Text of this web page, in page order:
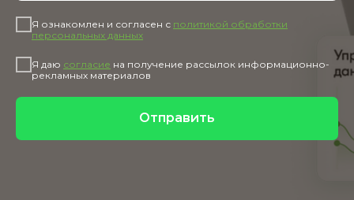
Я ознакомлен и согласен с политикой обработки
персональных данных
Я даю согласие на получение рассылок информационно-
рекламных материалов
Отправить